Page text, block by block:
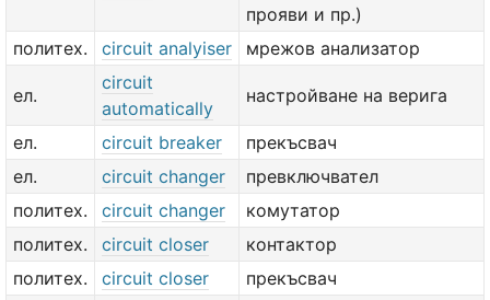
прояви и пр.)
политех.
circuit analyiser мрежов анализатор
ел.
circuit
automatically
настройване на верига
ел. circuit breaker
прекъсвач
ел.
circuit changer
превключвател
политех.
circuit changer
комутатор
политех.
circuit closer
контактор
политех.
circuit closer прекъсвач